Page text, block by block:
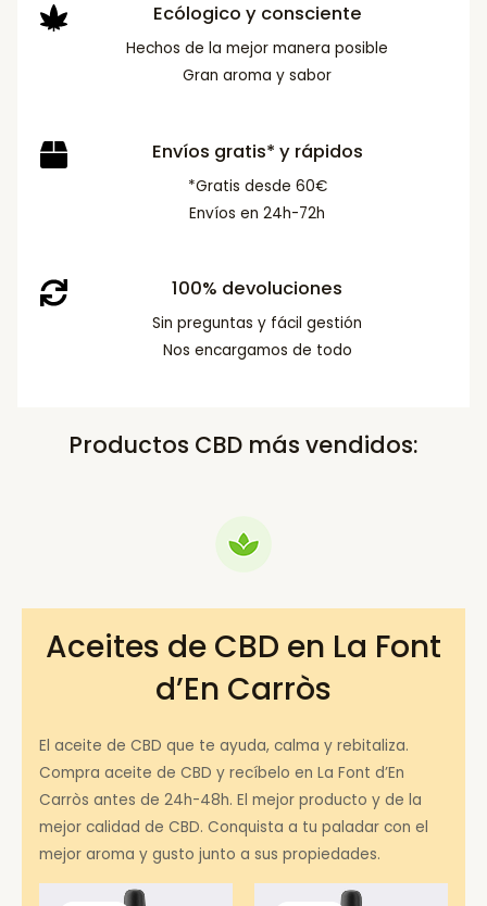
Ecólogico y consciente
Hechos de la mejor manera posible
Gran aroma y sabor
Envíos gratis* y rápidos
*Gratis desde 60€
Envíos en 24h-72h
100% devoluciones
Sin preguntas y fácil gestión
Nos encargamos de todo
Productos CBD más vendidos:
Aceites de CBD en La Font
d’En Carròs
El aceite de CBD que te ayuda, calma y rebitaliza.
Compra aceite de CBD y recíbelo en La Font d’En
Carròs antes de 24h-48h. El mejor producto y de la
mejor calidad de CBD. Conquista a tu paladar con el
mejor aroma y gusto junto a sus propiedades.